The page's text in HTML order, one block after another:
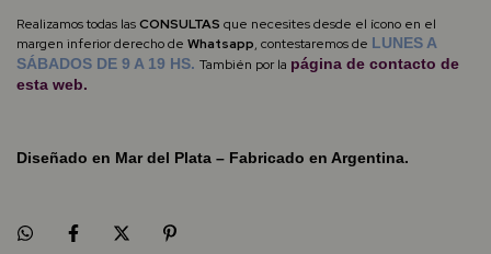
Realizamos todas lasCONSULTAS que necesites desde el ícono en el
margen inferior derecho de Whatsapp, contestaremos de LUNES A
SÁBADOS DE 9 A 19 HS. También por la página de contacto de
esta web.
Diseñado en Mar del Plata – Fabricado en Argentina.